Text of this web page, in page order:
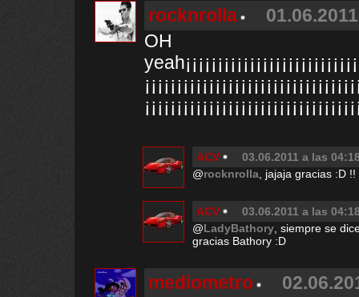
rocknrolla
OH
ACV
03.06.2011 a las
@rocknrolla , jajaja gracias :D !!
ACV
03.06.2011 a las
@LadyBathory , siempre se
gracias Bathory :D
mediometro